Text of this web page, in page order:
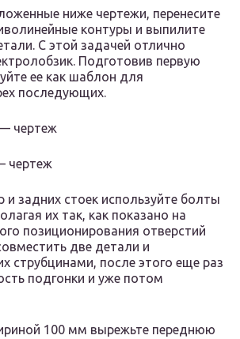
ниже чертежи, перенесите
контуры и выпилите
С этой задачей отлично
Подготовив первую
ее как шаблон для
последующих.
чертеж
чертеж
и задних стоек используйте болты
их так, как показано на
позиционирования отверстий
две детали и
струбцинами, после этого еще раз
подгонки и уже потом
100 мм вырежьте переднюю